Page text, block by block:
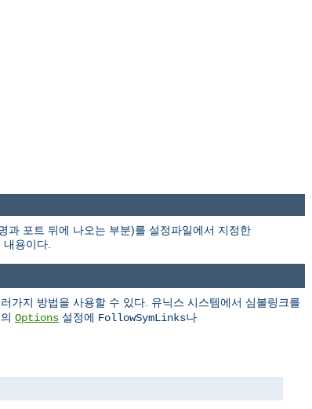
과 포트 뒤에 나오는 부분)를 설정파일에서 지정한
용이다.
가지 방법을 사용할 수 있다. 유닉스 시스템에서 심볼링크를
Options 설정에 FollowSymLinks나